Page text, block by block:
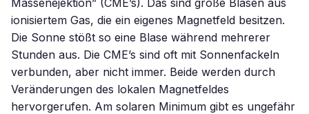
Massenejektion” (CME’s). Das sind große Blasen aus
ionisiertem Gas, die ein eigenes Magnetfeld besitzen.
Die Sonne stößt so eine Blase während mehrerer
Stunden aus. Die CME’s sind oft mit Sonnenfackeln
verbunden, aber nicht immer. Beide werden durch
Veränderungen des lokalen Magnetfeldes
hervorgerufen. Am solaren Minimum gibt es ungefähr